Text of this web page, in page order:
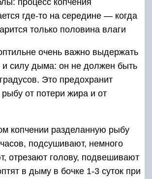
где-то на середине — когда
только половина влаги
очень важно выдержать
и силу дыма: он не должен быть
Это предохранит
от потери жира и от
копчении разделанную рыбу
подсушивают, немного
отрезают голову, подвешивают
в дыму в бочке 1-3 суток при